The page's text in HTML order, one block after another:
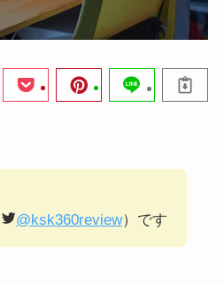
@ksk360review）です